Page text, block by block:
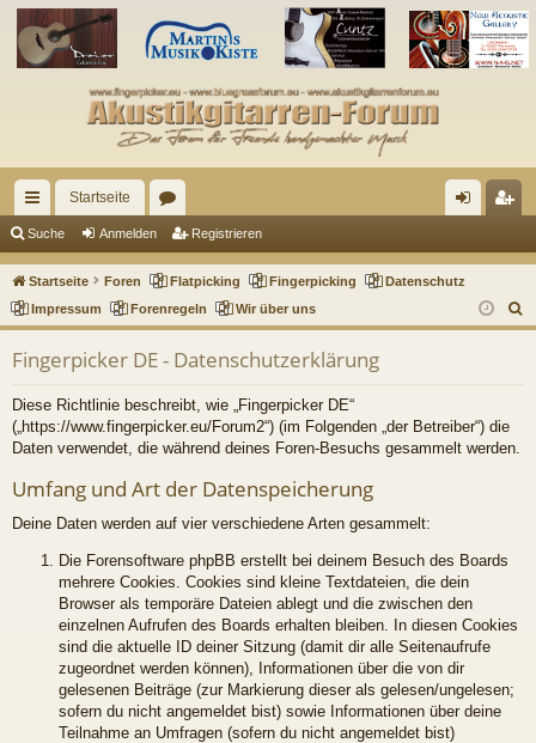
ch
ne
llz
Startseite
en m ist
rie
Suche Anmelden Registrieren
Startseite Foren Flatpicking Fingerpicking
Datenschutz
Impressum
Forenregeln Wir über uns
u
Fingerpicker DE - Datenschutzerklärung
Diese Richtlinie beschreibt, wie „Fingerpicker DE“
(„https://www.fingerpicker.eu/Forum2“) (im Folgenden „der Betreiber“) die
Daten verwendet, die während deines Foren-Besuchs gesammelt werden.
Umfang und Art der Datenspeicherung
Deine Daten werden auf vier verschiedene Arten gesammelt:
Die Forensoftware phpBB erstellt bei deinem Besuch des Boards
mehrere Cookies. Cookies sind kleine Textdateien, die dein
Browser als temporäre Dateien ablegt und die zwischen den
einzelnen Aufrufen des Boards erhalten bleiben. In diesen Cookies
sind die aktuelle ID deiner Sitzung (damit dir alle Seitenaufrufe
zugeordnet werden können), Informationen über die von dir
gelesenen Beiträge (zur Markierung dieser als gelesen/ungelesen;
sofern du nicht angemeldet bist) sowie Informationen über deine
Teilnahme an Umfragen (sofern du nicht angemeldet bist)